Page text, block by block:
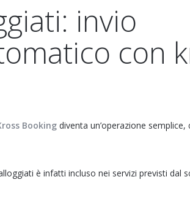
invio
con
Booking diventa un’operazione semplice,
è infatti incluso nei servizi previsti dal